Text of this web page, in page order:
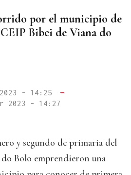
por el municipio de
Bibei de Viana do
- 14:25
—
2023 - 14:27
y segundo de primaria del
Bolo emprendieron una